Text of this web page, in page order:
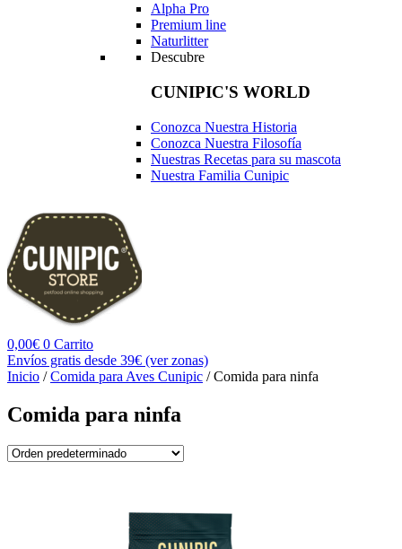
Alpha Pro
Premium line
Naturlitter
Descubre
CUNIPIC'S WORLD
Conozca Nuestra Historia
Conozca Nuestra Filosofía
Nuestras Recetas para su mascota
Nuestra Familia Cunipic
0,00€ 0 Carrito
Envíos gratis desde 39€ (ver zonas)
Inicio /Comida para Aves Cunipic / Comida para ninfa
Comida para ninfa